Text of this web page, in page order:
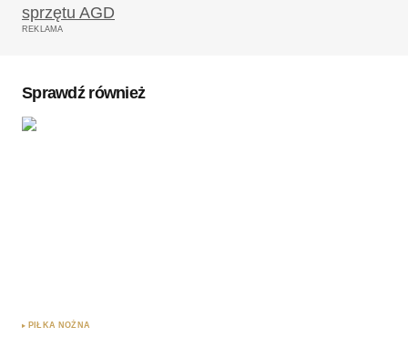
Wymagane pola są oznaczone
REKLAMA
Sprawdź również
PIŁKA NOŻNA